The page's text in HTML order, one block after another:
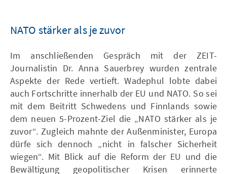
NATO stärker als je zuvor
Im anschließenden Gespräch mit der ZEIT-
Journalistin Dr. Anna Sauerbrey wurden zentrale
Aspekte der Rede vertieft. Wadephul lobte dabei
auch Fortschritte innerhalb der EU und NATO. So sei
mit dem Beitritt Schwedens und Finnlands sowie
dem neuen 5-Prozent-Ziel die „NATO stärker als je
zuvor“. Zugleich mahnte der Außenminister, Europa
dürfe sich dennoch „nicht in falscher Sicherheit
wiegen“. Mit Blick auf die Reform der EU und die
Bewältigung geopolitischer Krisen erinnerte